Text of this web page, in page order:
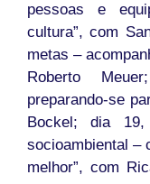
pessoas e
cultura”, com
metas –
Roberto
preparando-se
Bockel; dia 19,
socioambiental –
melhor”, com